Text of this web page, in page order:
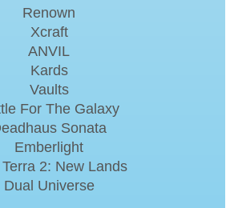
Renown
Xcraft
ANVIL
Kards
Vaults
For The Galaxy
Sonata
Emberlight
2: New Lands
Dual Universe